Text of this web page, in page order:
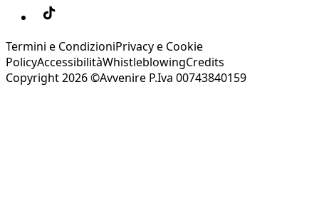
Termini e CondizioniPrivacy e Cookie
PolicyAccessibilitàWhistleblowingCredits
Copyright 2026 ©Avvenire P.Iva 00743840159